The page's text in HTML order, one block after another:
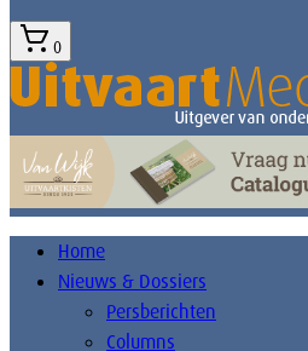
0
Home
Nieuws & Dossiers
Persberichten
Columns